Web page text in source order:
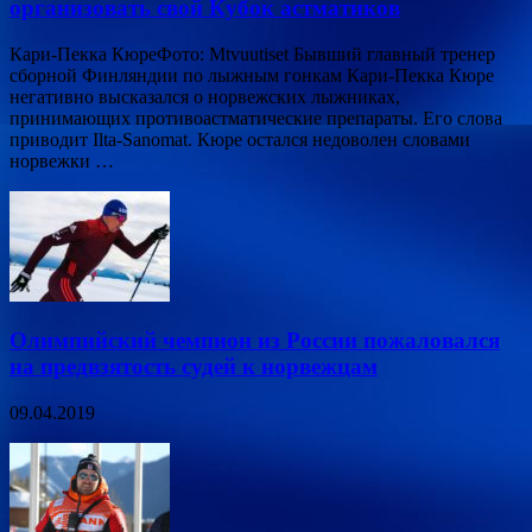
организовать свой Кубок астматиков
Кари-Пекка КюреФото: Mtvuutiset Бывший главный тренер
сборной Финляндии по лыжным гонкам Кари-Пекка Кюре
негативно высказался о норвежских лыжниках,
принимающих противоастматические препараты. Его слова
приводит Ilta-Sanomat. Кюре остался недоволен словами
норвежки …
Олимпийский чемпион из России пожаловался
на предвзятость судей к норвежцам
09.04.2019